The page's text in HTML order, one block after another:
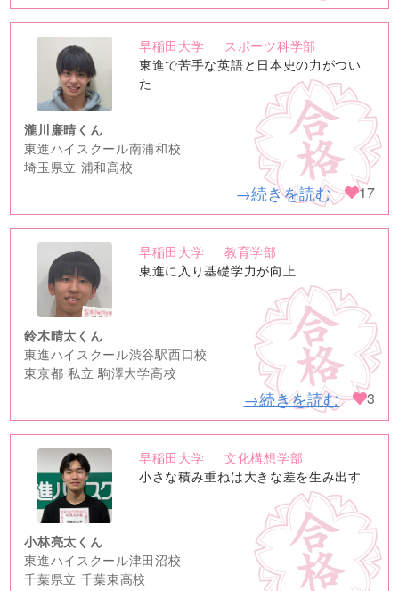
no
image
早稲田大学
スポーツ科学部
東進で苦手な英語と日本史の力がつい
た
瀧川廉晴くん
東進ハイスクール南浦和校
埼玉県立 浦和高校
→続きを読む 17
no
image
早稲田大学
教育学部
東進に入り基礎学力が向上
鈴木晴太くん
東進ハイスクール渋谷駅西口校
東京都 私立 駒澤大学高校
→続きを読む 3
no
image
早稲田大学
文化構想学部
小さな積み重ねは大きな差を生み出す
小林亮太くん
東進ハイスクール津田沼校
千葉県立 千葉東高校